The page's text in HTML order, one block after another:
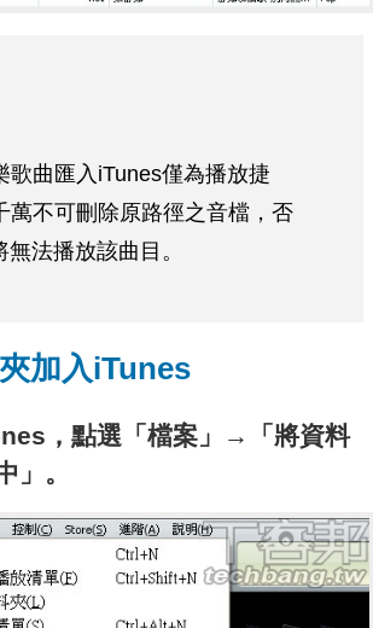
歌曲匯入iTunes僅為播放捷
萬不可刪除原路徑之音檔，否
無法播放該曲目。
加入iTunes
，點選「檔案」→「將資料
」。